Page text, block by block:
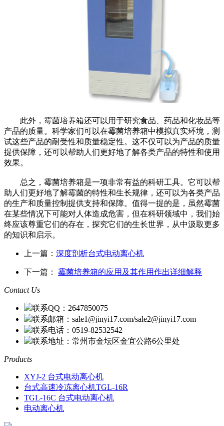
此外，霉菌培养箱还可以用于研究食品、药品和化妆品等
产品的质量。科学家们可以在霉菌培养箱中模拟真实环境，测
试这些产品的耐受性和质量稳定性。这不仅可以为产品的质量
提供保障，还可以帮助人们更好地了解各类产品的特性和使用
效果。
总之，霉菌培养箱是一项非常有益的科研工具。它可以帮
助人们更好地了解霉菌的特性和生长规律，还可以为各类产品
的生产和质量控制提供支持和保障。值得一提的是，虽然霉菌
在某些情况下可能对人体造成危害，但在科研领域中，我们始
终应该尊重它们的存在，探究它们的生长世界，从中汲取更多
的知识和启示。
上一篇： 深度剖析台式电动离心机
下一篇： 霉菌培养箱的应用及其作用作出详细解释
Contact Us
联系QQ：2647850075
联系邮箱：sale1@jinyi17.com/sale2@jinyi17.com
联系电话：0519-82532542
联系地址：常州市金坛区金宜公路6公里处
Products
XYJ-2 台式电动离心机
台式高速冷冻离心机TGL-16R
TGL-16C 台式电动离心机
电动离心机